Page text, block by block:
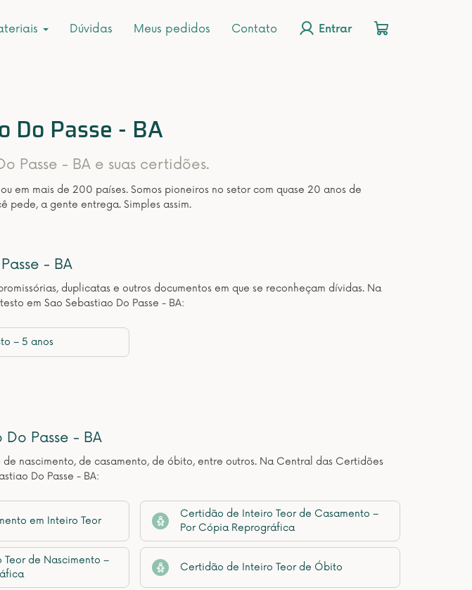
Dúvidas Meus pedidos Contato Entrar
Do Passe - BA
Passe - BA e suas certidões.
em mais de 200 países. Somos pioneiros no setor com quase 20 anos de
pede, a gente entrega. Simples assim.
- BA
duplicatas e outros documentos em que se reconheçam dívidas. Na
em Sao Sebastiao Do Passe - BA:
– 5 anos
Passe - BA
nascimento, de casamento, de óbito, entre outros. Na Central das Certidões
Do Passe - BA:
em Inteiro Teor
Certidão de Inteiro Teor de Casamento –
Por Cópia Reprográfica
de Nascimento –
Certidão de Inteiro Teor de Óbito